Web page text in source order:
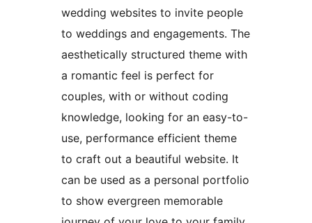
wedding websites to invite people
to weddings and engagements. The
aesthetically structured theme with
a romantic feel is perfect for
couples, with or without coding
knowledge, looking for an easy-to-
use, performance efficient theme
to craft out a beautiful website. It
can be used as a personal portfolio
to show evergreen memorable